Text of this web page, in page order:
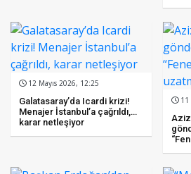
12 Mayıs 2026, 12:25
Galatasaray’da Icardi krizi!
Menajer İstanbul’a çağrıldı,
karar netleşiyor
11
Aziz